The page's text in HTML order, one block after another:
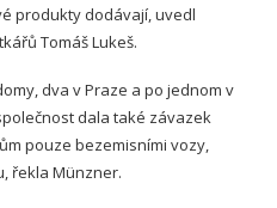
produkty dodávají, uvedl
Tomáš Lukeš.
dva v Praze a po jednom v
dala také závazek
pouze bezemisními vozy,
řekla Münzner.